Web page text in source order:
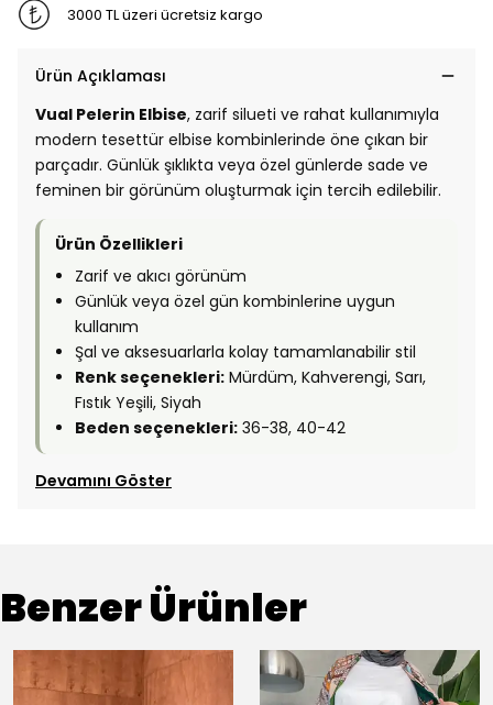
3000 TL üzeri ücretsiz kargo
Ürün Açıklaması
Vual Pelerin Elbise, zarif silueti ve rahat kullanımıyla
modern tesettür elbise kombinlerinde öne çıkan bir
parçadır. Günlük şıklıkta veya özel günlerde sade ve
feminen bir görünüm oluşturmak için tercih edilebilir.
Ürün Özellikleri
Zarif ve akıcı görünüm
Günlük veya özel gün kombinlerine uygun
kullanım
Şal ve aksesuarlarla kolay tamamlanabilir stil
Renk seçenekleri: Mürdüm, Kahverengi, Sarı,
Fıstık Yeşili, Siyah
Beden seçenekleri: 36-38, 40-42
Devamını Göster
Benzer Ürünler